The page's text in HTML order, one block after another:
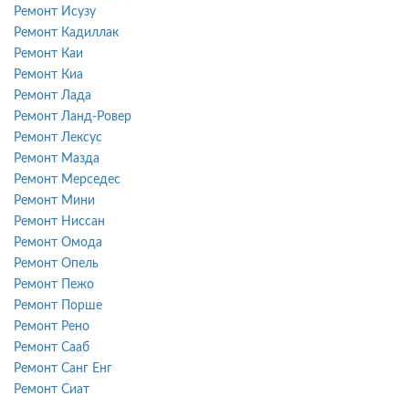
Ремонт Исузу
Ремонт Кадиллак
Ремонт Каи
Ремонт Киа
Ремонт Лада
Ремонт Ланд-Ровер
Ремонт Лексус
Ремонт Мазда
Ремонт Мерседес
Ремонт Мини
Ремонт Ниссан
Ремонт Омода
Ремонт Опель
Ремонт Пежо
Ремонт Порше
Ремонт Рено
Ремонт Сааб
Ремонт Санг Енг
Ремонт Сиат